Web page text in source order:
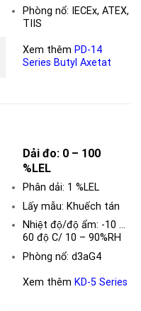
Phòng nổ: IECEx, ATEX,
TIIS
Xem thêm PD-14
Series Butyl Axetat
Dải đo: 0 – 100
%LEL
Phân dải: 1 %LEL
Lấy mẫu: Khuếch tán
Nhiệt độ/độ ẩm: -10 …
60 độ C/ 10 – 90%RH
Phòng nổ: d3aG4
Xem thêm KD-5 Series